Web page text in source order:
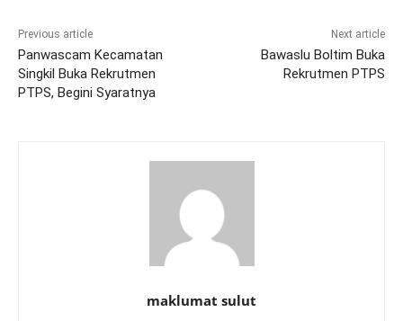
Previous article
Panwascam Kecamatan
Singkil Buka Rekrutmen
PTPS, Begini Syaratnya
Next article
Bawaslu Boltim Buka
Rekrutmen PTPS
maklumat sulut